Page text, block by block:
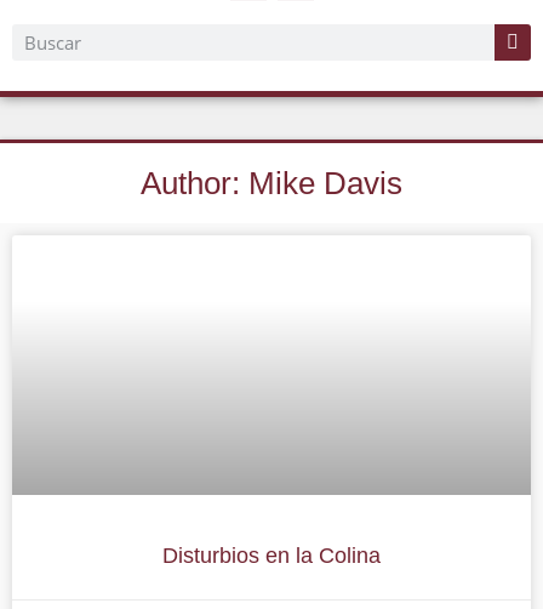
Author: Mike Davis
Disturbios en la Colina